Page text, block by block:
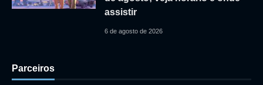
assistir
6 de agosto de 2026
Parceiros